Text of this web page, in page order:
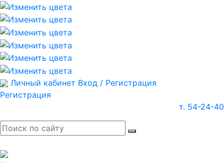
Личный кабинет Вход / Регистрация
Регистрация
т. 54-24-40